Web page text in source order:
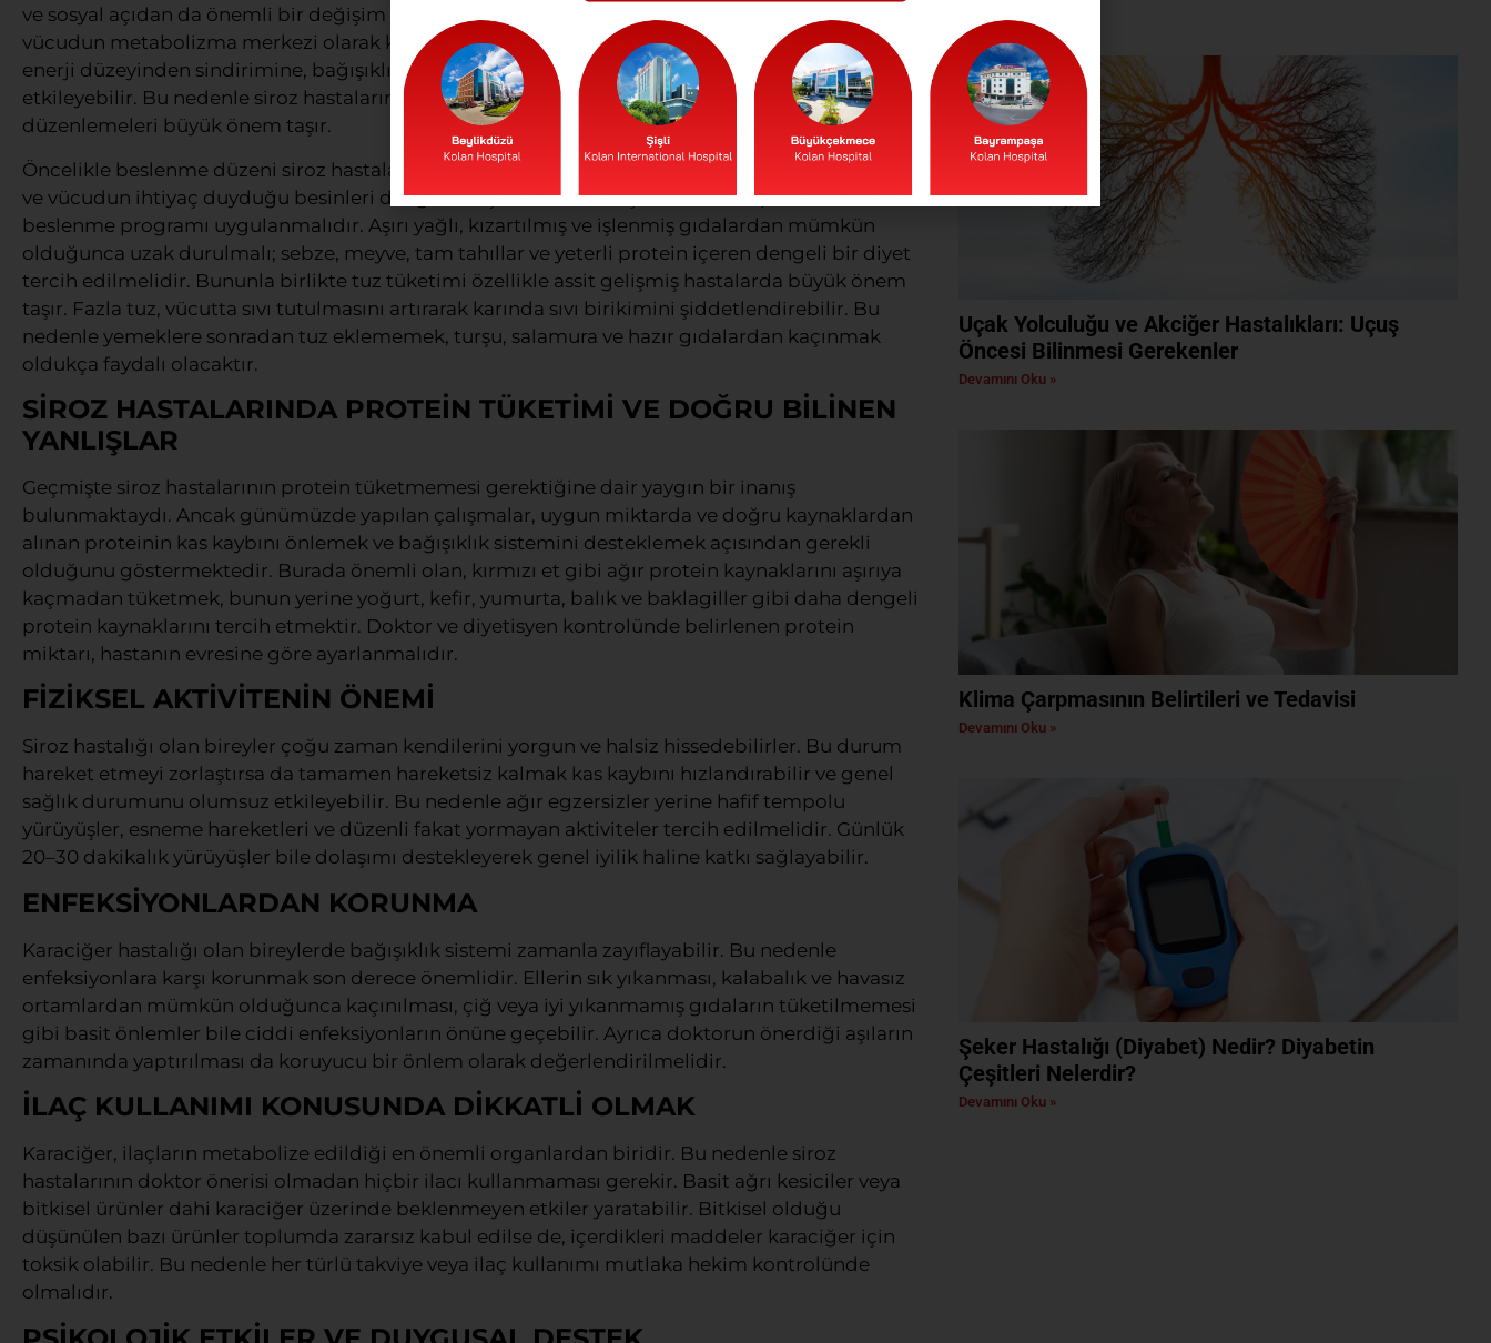
ve sosyal açıdan da önemli bir değişim süreciyle karşı karşıya kalmak anlamına gelir. Karaciğer,
vücudun metabolizma merkezi olarak kabul edilir ve bu organın işlevlerinin azalması, kişinin
enerji düzeyinden sindirimine, bağışıklık sisteminden hormon dengesine kadar pek çok alanı
etkileyebilir. Bu nedenle siroz hastalarının günlük yaşamlarını daha dikkatli ve bilinçli bir şekilde
düzenlemeleri büyük önem taşır.
Öncelikle beslenme düzeni siroz hastaları için kritik bir konudur. Karaciğerin yükünü azaltmak
ve vücudun ihtiyaç duyduğu besinleri dengeli bir şekilde almak için düzenli ve planlı bir
beslenme programı uygulanmalıdır. Aşırı yağlı, kızartılmış ve işlenmiş gıdalardan mümkün
olduğunca uzak durulmalı; sebze, meyve, tam tahıllar ve yeterli protein içeren dengeli bir diyet
tercih edilmelidir. Bununla birlikte tuz tüketimi özellikle assit gelişmiş hastalarda büyük önem
taşır. Fazla tuz, vücutta sıvı tutulmasını artırarak karında sıvı birikimini şiddetlendirebilir. Bu
nedenle yemeklere sonradan tuz eklememek, turşu, salamura ve hazır gıdalardan kaçınmak
oldukça faydalı olacaktır.
SİROZ HASTALARINDA PROTEİN TÜKETİMİ VE DOĞRU BİLİNEN
YANLIŞLAR
Geçmişte siroz hastalarının protein tüketmemesi gerektiğine dair yaygın bir inanış
bulunmaktaydı. Ancak günümüzde yapılan çalışmalar, uygun miktarda ve doğru kaynaklardan
alınan proteinin kas kaybını önlemek ve bağışıklık sistemini desteklemek açısından gerekli
olduğunu göstermektedir. Burada önemli olan, kırmızı et gibi ağır protein kaynaklarını aşırıya
kaçmadan tüketmek, bunun yerine yoğurt, kefir, yumurta, balık ve baklagiller gibi daha dengeli
protein kaynaklarını tercih etmektir. Doktor ve diyetisyen kontrolünde belirlenen protein
miktarı, hastanın evresine göre ayarlanmalıdır.
FİZİKSEL AKTİVİTENİN ÖNEMİ
Siroz hastalığı olan bireyler çoğu zaman kendilerini yorgun ve halsiz hissedebilirler. Bu durum
hareket etmeyi zorlaştırsa da tamamen hareketsiz kalmak kas kaybını hızlandırabilir ve genel
sağlık durumunu olumsuz etkileyebilir. Bu nedenle ağır egzersizler yerine hafif tempolu
yürüyüşler, esneme hareketleri ve düzenli fakat yormayan aktiviteler tercih edilmelidir. Günlük
20–30 dakikalık yürüyüşler bile dolaşımı destekleyerek genel iyilik haline katkı sağlayabilir.
ENFEKSİYONLARDAN KORUNMA
Karaciğer hastalığı olan bireylerde bağışıklık sistemi zamanla zayıflayabilir. Bu nedenle
enfeksiyonlara karşı korunmak son derece önemlidir. Ellerin sık yıkanması, kalabalık ve havasız
ortamlardan mümkün olduğunca kaçınılması, çiğ veya iyi yıkanmamış gıdaların tüketilmemesi
gibi basit önlemler bile ciddi enfeksiyonların önüne geçebilir. Ayrıca doktorun önerdiği aşıların
zamanında yaptırılması da koruyucu bir önlem olarak değerlendirilmelidir.
İLAÇ KULLANIMI KONUSUNDA DİKKATLİ OLMAK
Karaciğer, ilaçların metabolize edildiği en önemli organlardan biridir. Bu nedenle siroz
hastalarının doktor önerisi olmadan hiçbir ilacı kullanmaması gerekir. Basit ağrı kesiciler veya
bitkisel ürünler dahi karaciğer üzerinde beklenmeyen etkiler yaratabilir. Bitkisel olduğu
düşünülen bazı ürünler toplumda zararsız kabul edilse de, içerdikleri maddeler karaciğer için
toksik olabilir. Bu nedenle her türlü takviye veya ilaç kullanımı mutlaka hekim kontrolünde
olmalıdır.
Uçak Yolculuğu ve Akciğer Hastalıkları: Uçuş
Öncesi Bilinmesi Gerekenler
Devamını Oku »
Klima Çarpmasının Belirtileri ve Tedavisi
Devamını Oku »
Şeker Hastalığı (Diyabet) Nedir? Diyabetin
Çeşitleri Nelerdir?
Devamını Oku »